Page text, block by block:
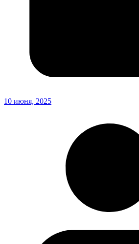
10 июня, 2025